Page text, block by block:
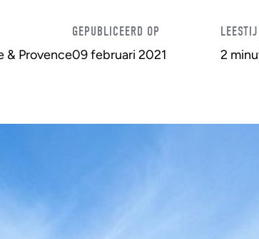
& Provence
GEPUBLICEERD OP
09 februari 2021 2